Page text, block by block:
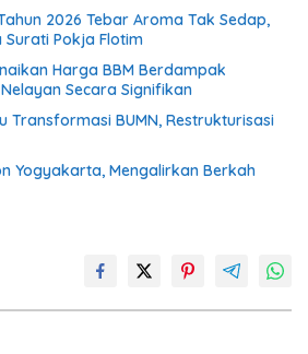
2026 Tebar Aroma Tak Sedap,
Surati Pokja Flotim
Harga BBM Berdampak
Secara Signifikan
Transformasi BUMN, Restrukturisasi
Yogyakarta, Mengalirkan Berkah